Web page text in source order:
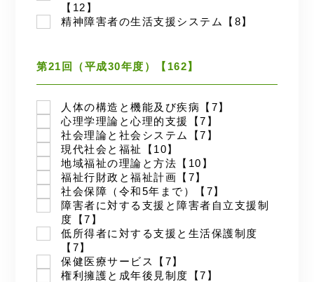
【12】
精神障害者の生活支援システム【8】
第21回（平成30年度）【162】
人体の構造と機能及び疾病【7】
心理学理論と心理的支援【7】
社会理論と社会システム【7】
現代社会と福祉【10】
地域福祉の理論と方法【10】
福祉行財政と福祉計画【7】
社会保障（令和5年まで）【7】
障害者に対する支援と障害者自立支援制
度【7】
低所得者に対する支援と生活保護制度
【7】
保健医療サービス【7】
権利擁護と成年後見制度【7】